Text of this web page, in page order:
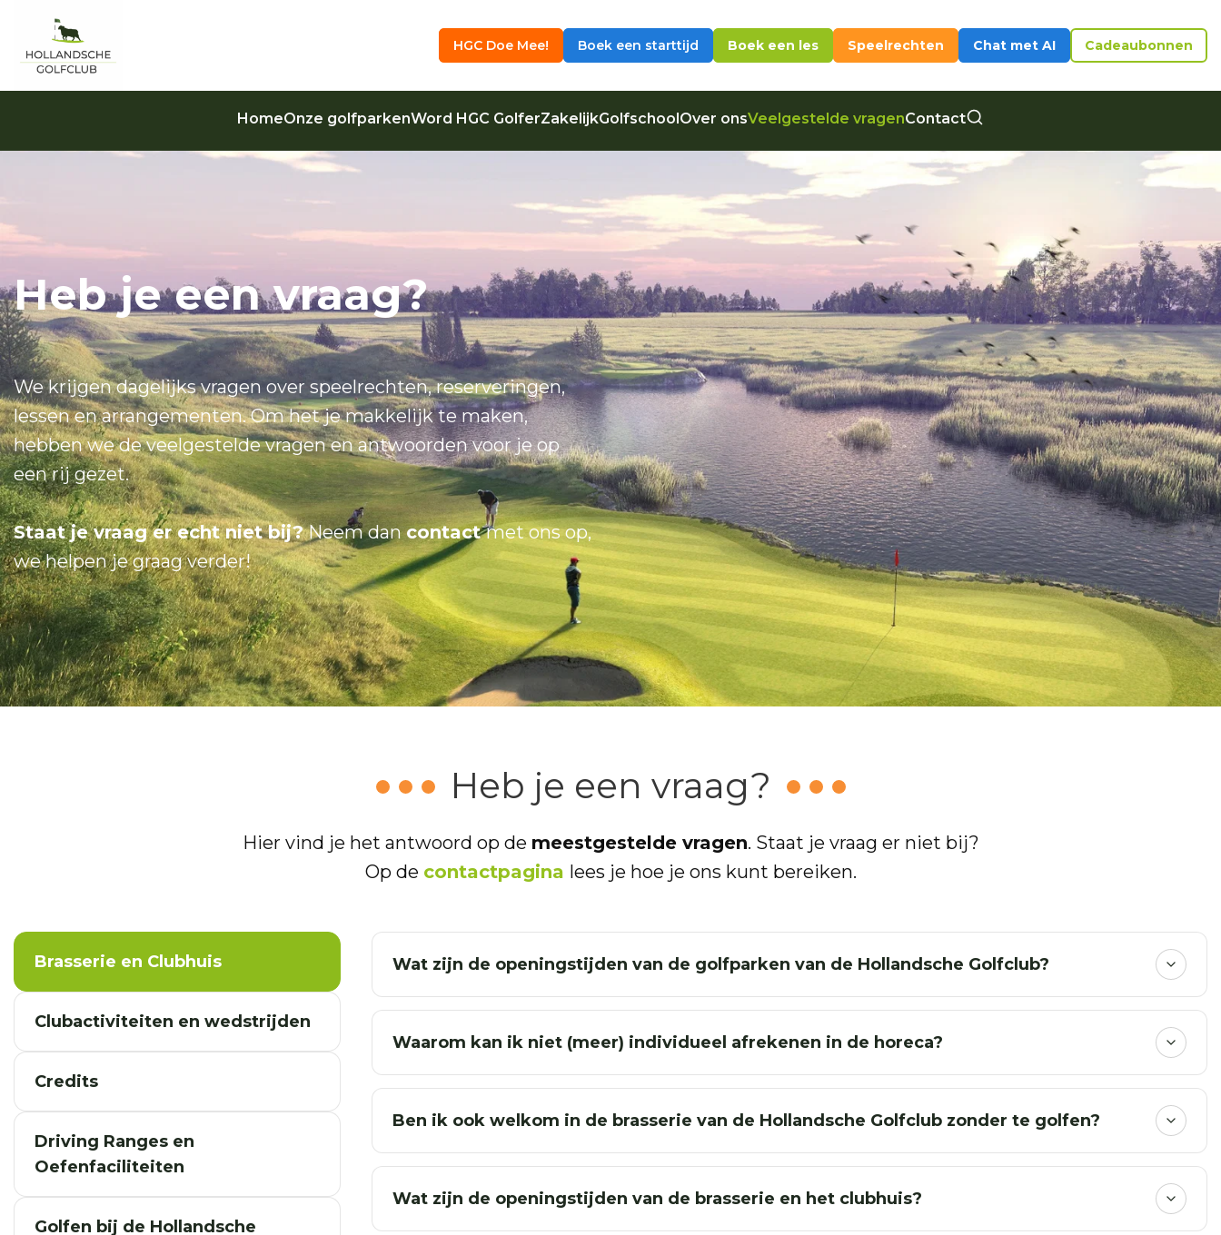
HGC Doe Mee! Boek een starttijd Boek een les Speelrechten Chat met AI Cadeaubonnen
HomeOnze golfparkenWord HGC GolferZakelijkGolfschool Over onsVeelgestelde vragenContact
Heb je een vraag?
We krijgen dagelijks vragen over speelrechten, reserveringen,
lessen en arrangementen. Om het je makkelijk te maken,
hebben we de veelgestelde vragen en antwoorden voor je op
een rij gezet.
Staat je vraag er echt niet bij?Neem dancontact met ons op,
we helpen je graag verder!
Heb je een vraag?
Hier vind je het antwoord op de meestgestelde vragen. Staat je vraag er niet bij?
Op de contactpagina lees je hoe je ons kunt bereiken.
Brasserie en Clubhuis
Clubactiviteiten en wedstrijden
Credits
Driving Ranges en
Oefenfaciliteiten
Golfen bij de Hollandsche
Wat zijn de openingstijden van de golfparken van de Hollandsche Golfclub?
Waarom kan ik niet (meer) individueel afrekenen in de horeca?
Ben ik ook welkom in de brasserie van de Hollandsche Golfclub zonder te golfen?
Wat zijn de openingstijden van de brasserie en het clubhuis?